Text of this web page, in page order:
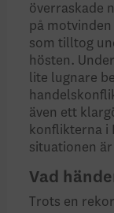
överraskade
på
som tilltog
hösten.
lite lugnare
även ett
konflikterna i
situationen
Vad
Trots en